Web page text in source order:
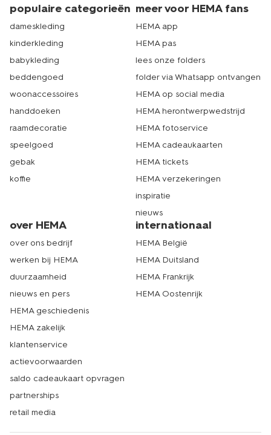
populaire categorieën
dameskleding
kinderkleding
babykleding
beddengoed
woonaccessoires
handdoeken
raamdecoratie
speelgoed
gebak
koffie
meer voor HEMA fans
HEMA app
HEMA pas
lees onze folders
folder via Whatsapp ontvangen
HEMA op social media
HEMA herontwerpwedstrijd
HEMA fotoservice
HEMA cadeaukaarten
HEMA tickets
HEMA verzekeringen
inspiratie
nieuws
over HEMA
over ons bedrijf
werken bij HEMA
duurzaamheid
nieuws en pers
HEMA geschiedenis
HEMA zakelijk
klantenservice
actievoorwaarden
saldo cadeaukaart opvragen
partnerships
retail media
internationaal
HEMA België
HEMA Duitsland
HEMA Frankrijk
HEMA Oostenrijk